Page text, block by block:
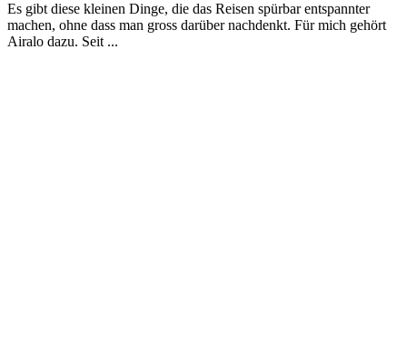
Es gibt diese kleinen Dinge, die das Reisen spürbar entspannter
machen, ohne dass man gross darüber nachdenkt. Für mich gehört
Airalo dazu. Seit ...